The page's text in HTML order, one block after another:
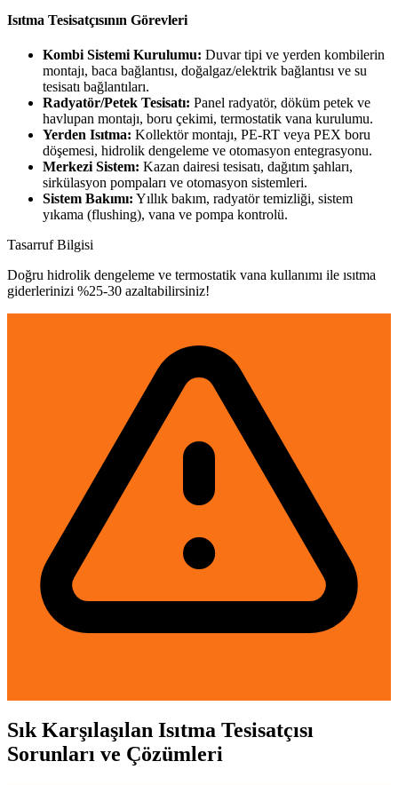
Isıtma Tesisatçısının Görevleri
Kombi Sistemi Kurulumu: Duvar tipi ve yerden kombilerin
montajı, baca bağlantısı, doğalgaz/elektrik bağlantısı ve su
tesisatı bağlantıları.
Radyatör/Petek Tesisatı: Panel radyatör, döküm petek ve
havlupan montajı, boru çekimi, termostatik vana kurulumu.
Yerden Isıtma: Kollektör montajı, PE-RT veya PEX boru
döşemesi, hidrolik dengeleme ve otomasyon entegrasyonu.
Merkezi Sistem: Kazan dairesi tesisatı, dağıtım şahları,
sirkülasyon pompaları ve otomasyon sistemleri.
Sistem Bakımı: Yıllık bakım, radyatör temizliği, sistem
yıkama (flushing), vana ve pompa kontrolü.
Tasarruf Bilgisi
Doğru hidrolik dengeleme ve termostatik vana kullanımı ile ısıtma
giderlerinizi %25-30 azaltabilirsiniz!
Sık Karşılaşılan Isıtma Tesisatçısı
Sorunları ve Çözümleri